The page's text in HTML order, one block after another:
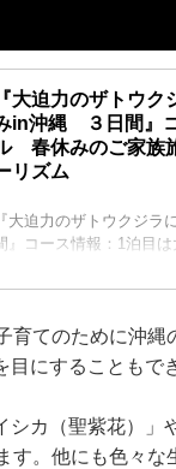
『大迫力のザトウ
in沖縄 ３日間』
春休みのご家族
リズム
『大迫力のザトウクジ
』コース情報：1泊目
ツーリズム。
てのために沖縄
にすることもで
カ（聖紫花）」
す。他にも色々な